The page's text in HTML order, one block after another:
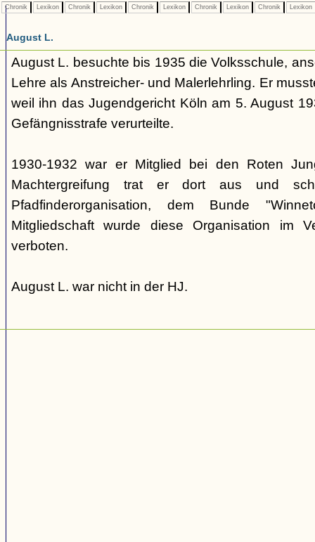
Chronik Lexikon Chronik Lexikon Chronik Lexikon Chronik Lexikon Chronik Lexikon
August L.
August L. besuchte bis 1935 die Volksschule,
Lehre als Anstreicher- und Malerlehrling. Er
weil ihn das Jugendgericht Köln am 5. August
Gefängnisstrafe verurteilte.
1930-1932 war er Mitglied bei den Roten
Machtergreifung trat er dort aus und
Pfadfinderorganisation, dem Bunde
Mitgliedschaft wurde diese Organisation im
verboten.
August L. war nicht in der HJ.